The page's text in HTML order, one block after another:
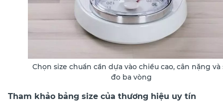
Chọn size chuẩn cần dựa vào chiều cao, cân nặng và
đo ba vòng
Tham khảo bảng size của thương hiệu uy tín